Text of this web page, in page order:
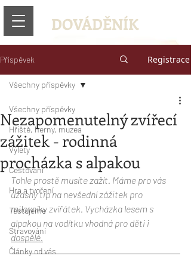
DOVÁDĚNÍK
Příspěvek Registrace
Všechny příspěvky
Hřiště, herny, muzea
Výlety
Cestování
Hra a tvoření
Testujeme
Stravování
Články od vás
Všechny příspěvky
Nezapomenutelný zvířecí
zážitek - rodinná
procházka s alpakou
Tohle prostě musíte zažít. Máme pro vás
úžasný tip na nevšední zážitek pro
milovníky zvířátek. Vycházka lesem s
alpakou na vodítku vhodná pro děti i
dospělé.